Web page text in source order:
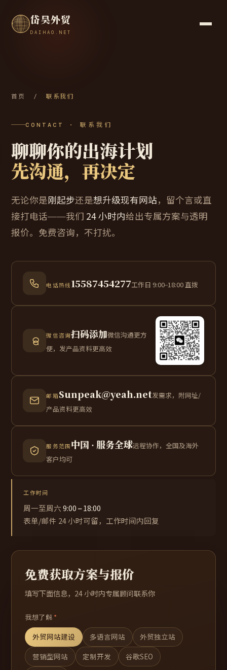
岱昊外贸
DAIHAO.NET
首页 /联系我们
CONTACT · 联系我们
聊聊你的出海计划
先沟通，再决定
无论你是刚起步还是想升级现有网站，留个言或直
接打电话——我们 24 小时内给出专属方案与透明
报价。免费咨询，不打扰。
电话热线 15587454277工作日 9:00–18:00 直拨
微信咨询扫码添加微信沟通更方
便，发产品资料更高效
邮箱Sunpeak@yeah.net发需求，附网址/
产品资料更高效
服务范围 中国 · 服务全球远程协作，全国及海外
客户均可
工作时间
周一至周六9:00 – 18:00
表单/邮件 24 小时可留，工作时间内回复
免费获取方案与报价
填写下面信息，24 小时内专属顾问联系你
我想了解*
外贸网站建设 多语言网站
外贸独立站
营销型网站
定制开发
谷歌SEO